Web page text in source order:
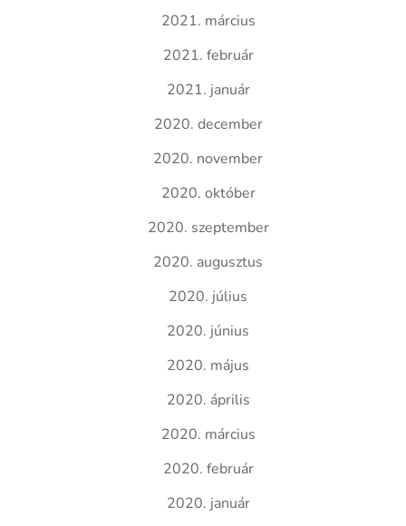
2021. március
2021. február
2021. január
2020. december
2020. november
2020. október
2020. szeptember
2020. augusztus
2020. július
2020. június
2020. május
2020. április
2020. március
2020. február
2020. január